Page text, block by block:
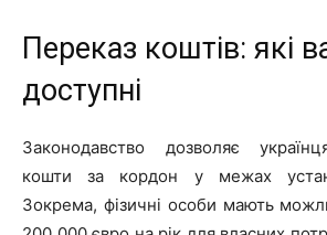
Переказ коштів: які
доступні
Законодавство дозволяє
кошти за кордон у межах
Зокрема, фізичні особи мають